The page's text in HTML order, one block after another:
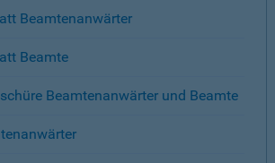
Beamtenanwärter
Beamte
Beamtenanwärter und Beamte